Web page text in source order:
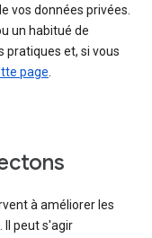
vos données privées.
un habitué de
pratiques et, si vous
page.
à améliorer les
Il peut s'agir